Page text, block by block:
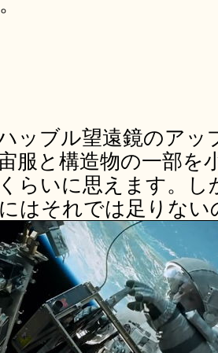
ッブル望遠鏡のアッ
服と構造物の一部を
いに思えます。し
はそれでは足りない